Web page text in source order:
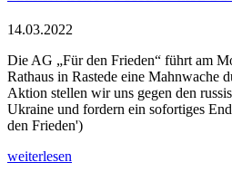
14.03.2022
Die AG „Für den Frieden“ führt am
Rathaus in Rastede eine Mahnwache
Aktion stellen wir uns gegen den
Ukraine und fordern ein sofortiges
den Frieden')
weiterlesen